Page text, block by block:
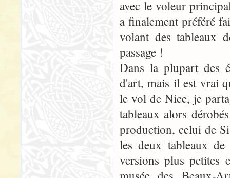
avec le voleur
a finalement préféré
volant des tableaux
passage !
Dans la plupart des
d'art, mais il est vrai
le vol de Nice, je
tableaux alors
production, celui de
les deux tableaux
versions plus petites